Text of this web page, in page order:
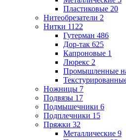
Пластиковые 20
Нитеобрезатели 2
Нитки 1122
Гутерман 486
Дор-так 625
Капроновые 1
Люрекс 2
Промышленные
Ножницы 7
Подвязы 17
Подмышечники 6
Подплечники 15
Пряжки 32
Металлические 9